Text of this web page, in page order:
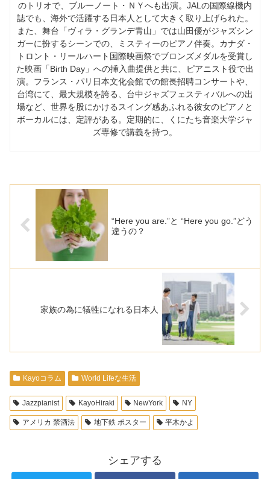
のトリオで、ブルーノート・ＮＹへも出演。JALの国際線機内
誌でも、海外で活躍する日本人として大きく取り上げられた。
また、舞台「ヴィラ・グランデ青山」では山田優がジャズシン
ガーに扮するシーンでの、ミスティーのピアノ伴奏。カナダ・
トロント・リールハート国際映画祭でブロンズメダルを受賞し
た映画「Birth Day」への挿入曲提供と共に、ピアニスト役で出
演。フランス・パリ日本文化会館での館長招聘コンサートや、
台湾にて、最大規模を誇る、台中ジャズフェスティバルへの出
場など、世界を股にかけるスイング感あふれる彼女のピアノと
ボーカルには、定評がある。定期的に、くにたち音楽大学ジャ
ズ専修で講義を持つ。
“Here you are.”と “Here you go.”どう
違うの？
家族の為に犠牲になれる日本人
Kayoコラム World Lifeな生活
Jazzpianist KayoHiraki NewYork NY
アメリカ 禁酒法 地下鉄 ポスター 平木かよ
シェアする